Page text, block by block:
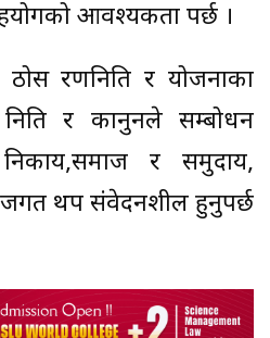
आवश्यकता पर्छ ।
रणनिति र योजनाका
र कानुनले सम्बोधन
र समुदाय,
जगत थप संवेदनशील हुनुपर्छ